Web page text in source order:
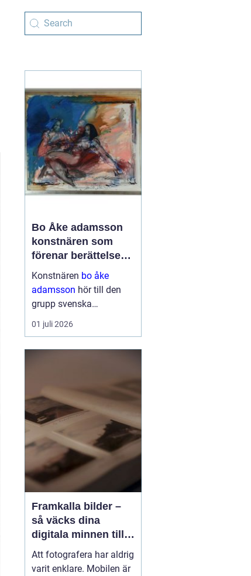
Bo Åke adamsson
konstnären som
förenar berättelse
och bild
Konstnären bo åke
adamsson hör till den
grupp svenska
bildskapare som tyst
men konsekvent har
seriösa gallerier och
webbutiker, och det är
ingen slump. Ad...
01 juli 2026
Framkalla bilder –
så väcks dina
digitala minnen till
liv
Att fotografera har aldrig
varit enklare. Mobilen är